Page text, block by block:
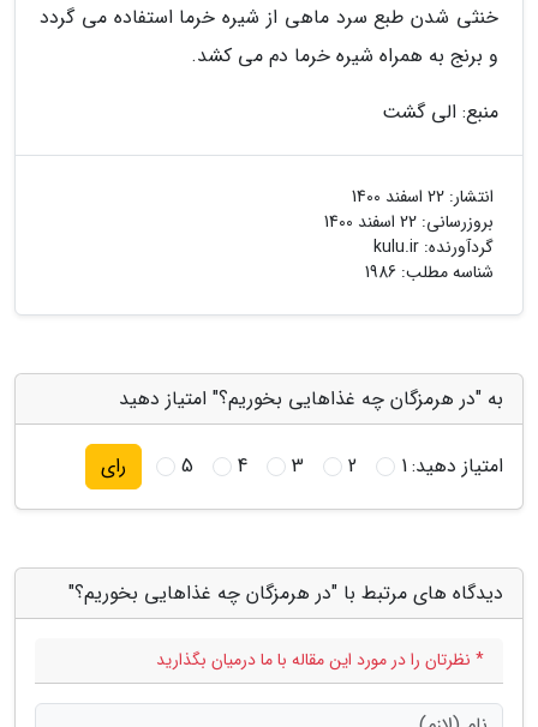
خنثی شدن طبع سرد ماهی از شیره خرما استفاده می گردد
و برنج به همراه شیره خرما دم می کشد.
منبع: الی گشت
انتشار: 22 اسفند 1400
بروزرسانی: 22 اسفند 1400
گردآورنده: kulu.ir
شناسه مطلب: 1986
به "در هرمزگان چه غذاهایی بخوریم؟" امتیاز دهید
امتیاز دهید:1
2
3
4
5 رای
دیدگاه های مرتبط با "در هرمزگان چه غذاهایی بخوریم؟"
* نظرتان را در مورد این مقاله با ما درمیان بگذارید